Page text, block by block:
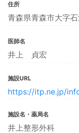
住所
青森県青森市大字
医師名
井上 貞宏
施設URL
https://itp.ne.jp/
施設名・薬局名
井上整形外科